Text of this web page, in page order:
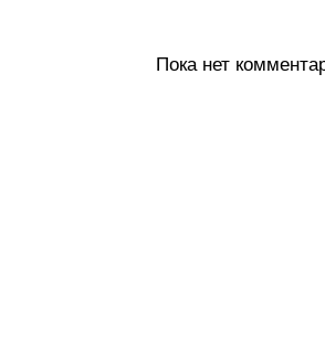
Пока нет